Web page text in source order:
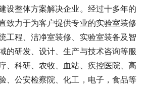
设整体方案解决企业。经过十多年的
致力于为客户提供专业的实验室装修
工程、洁净室装修、实验室装备及智
的研发、设计、生产与技术咨询等服
、科研、农牧、血站、疾控医院、高
、公安检察院、化工，电子，食品等